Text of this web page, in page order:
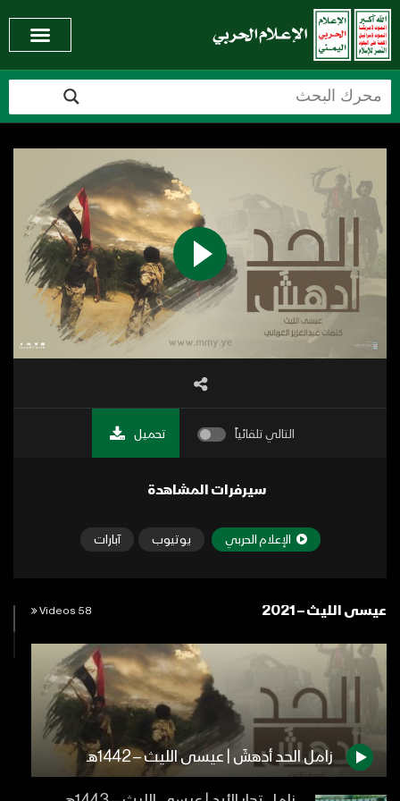
التالي تلقائياً تحميل
سيرفرات المشاهدة
الإعلام الحربي يوتيوب آبارات
عيسى الليث – 2021 58 Videos
زامل الحد أدهشَ | عيسى الليث – 1442هـ